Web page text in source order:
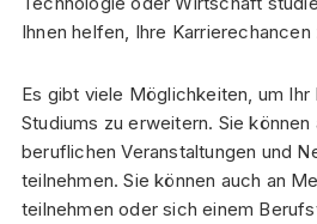
Ihnen helfen, Ihre
Es gibt viele Möglichkeiten, um
Studiums zu erweitern. Sie können
beruflichen Veranstaltungen und
teilnehmen. Sie können auch an
teilnehmen oder sich einem